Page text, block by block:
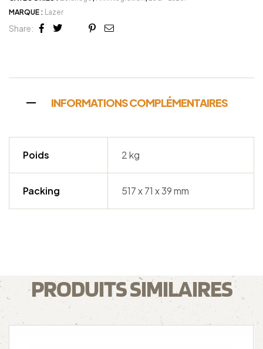
MARQUE : Lazer
Share:
Facebook
TwitterLinkedin
Google+
Pinterest
Email
INFORMATIONS COMPLÉMENTAIRES
Poids 2 kg
Packing 517 x 71 x 39 mm
PRODUITS SIMILAIRES